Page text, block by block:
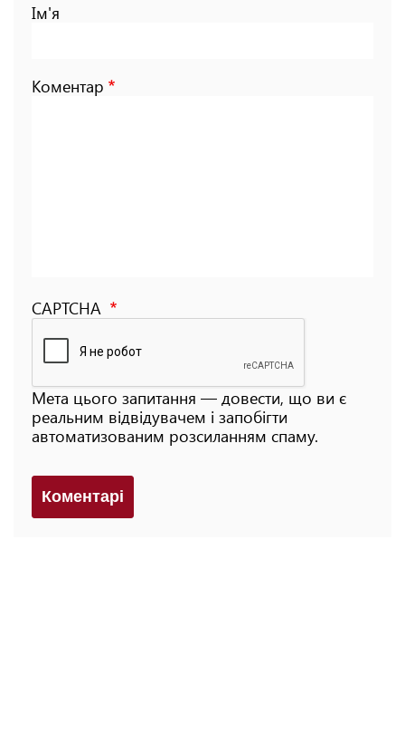
Ім'я
Коментар
CAPTCHA
Мета цього запитання — довести, що ви є
реальним відвідувачем і запобігти
автоматизованим розсиланням спаму.
Коментарi